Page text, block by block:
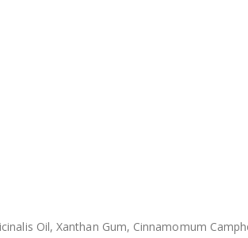
Oil, Xanthan Gum, Cinnamomum